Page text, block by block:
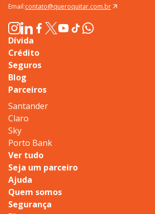
Email:contato@queroquitar.com.br
Dívida
Crédito
Seguros
Blog
Parceiros
Santander
Claro
Sky
Porto Bank
Ver tudo
Seja um parceiro
Ajuda
Quem somos
Segurança